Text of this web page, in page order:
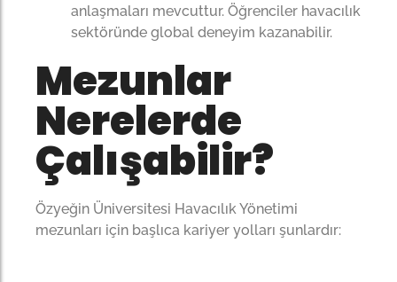
anlaşmaları mevcuttur. Öğrenciler havacılık
sektöründe global deneyim kazanabilir.
Mezunlar
Nerelerde
Çalışabilir?
Özyeğin Üniversitesi Havacılık Yönetimi
mezunları için başlıca kariyer yolları şunlardır: